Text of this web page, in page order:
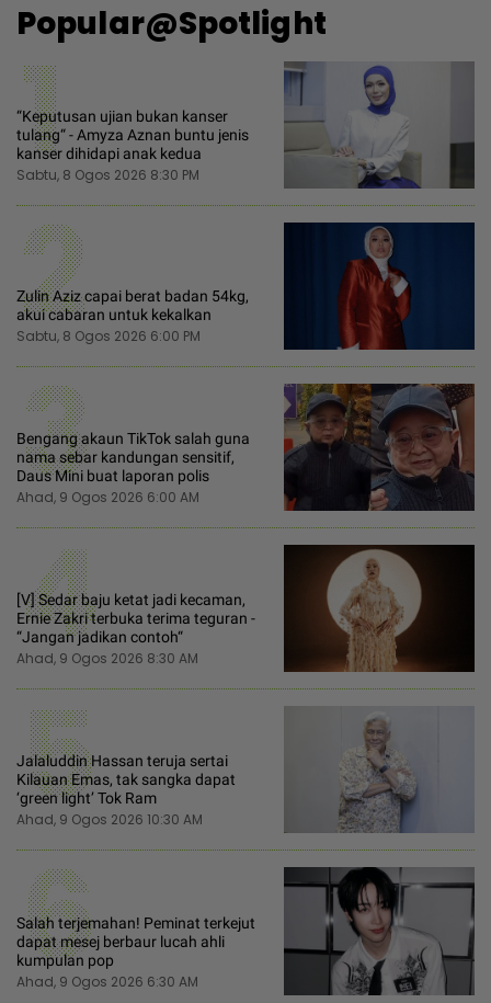
Popular@Spotlight
1
“Keputusan ujian bukan kanser
tulang“ - Amyza Aznan buntu jenis
kanser dihidapi anak kedua
Sabtu, 8 Ogos 2026 8:30 PM
2
Zulin Aziz capai berat badan 54kg,
akui cabaran untuk kekalkan
Sabtu, 8 Ogos 2026 6:00 PM
3
Bengang akaun TikTok salah guna
nama sebar kandungan sensitif,
Daus Mini buat laporan polis
Ahad, 9 Ogos 2026 6:00 AM
4
[V] Sedar baju ketat jadi kecaman,
Ernie Zakri terbuka terima teguran -
“Jangan jadikan contoh“
Ahad, 9 Ogos 2026 8:30 AM
5
Jalaluddin Hassan teruja sertai
Kilauan Emas, tak sangka dapat
‘green light’ Tok Ram
Ahad, 9 Ogos 2026 10:30 AM
6
Salah terjemahan! Peminat terkejut
dapat mesej berbaur lucah ahli
kumpulan pop
Ahad, 9 Ogos 2026 6:30 AM